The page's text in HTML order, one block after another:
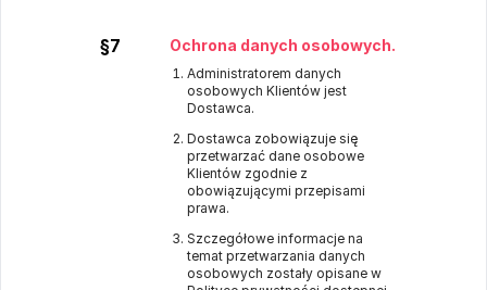
§7 Ochrona danych osobowych.
Administratorem danych
osobowych Klientów jest
Dostawca.
Dostawca zobowiązuje się
przetwarzać dane osobowe
Klientów zgodnie z
obowiązującymi przepisami
prawa.
Szczegółowe informacje na
temat przetwarzania danych
osobowych zostały opisane w